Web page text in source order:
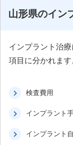
山形県のイン
インプラント治
項目に分かれます
検査費用
インプラント
インプラント